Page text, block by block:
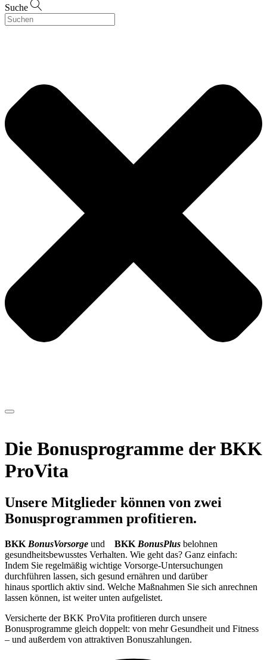
Suche
Die Bonusprogramme der BKK
ProVita
Unsere Mitglieder können von zwei
Bonusprogrammen profitieren.
BKK BonusVorsorge und BKK BonusPlus belohnen
gesundheitsbewusstes Verhalten. Wie geht das? Ganz einfach:
Indem Sie regelmäßig wichtige Vorsorge-Untersuchungen
durchführen lassen, sich gesund ernähren und darüber
hinaus sportlich aktiv sind. Welche Maßnahmen Sie sich anrechnen
lassen können, ist weiter unten aufgelistet.
Versicherte der BKK ProVita profitieren durch unsere
Bonusprogramme gleich doppelt: von mehr Gesundheit und Fitness
– und außerdem von attraktiven Bonuszahlungen.